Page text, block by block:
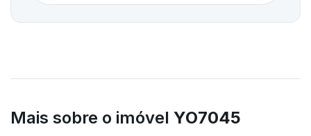
Mais sobre o imóvel YO7045